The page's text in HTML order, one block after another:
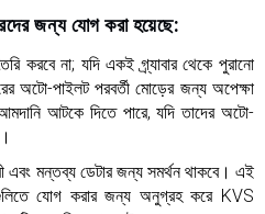
জন্য যোগ করা হয়েছে:
করবে না; যদি একই গ্র্যাবার থেকে পুরানো
অটো-পাইলট পরবর্তী মোড়ের জন্য অপেক্ষা
আটকে দিতে পারে, যদি তাদের অটো-
মন্তব্য ডেটার জন্য সমর্থন থাকবে। এই
যোগ করার জন্য অনুগ্রহ করে KVS